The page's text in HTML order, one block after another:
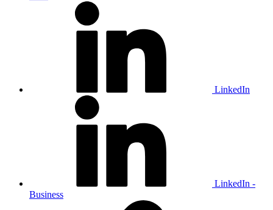
LinkedIn
LinkedIn -
Business